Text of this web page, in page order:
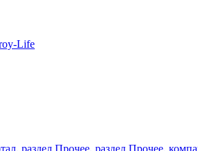
Life